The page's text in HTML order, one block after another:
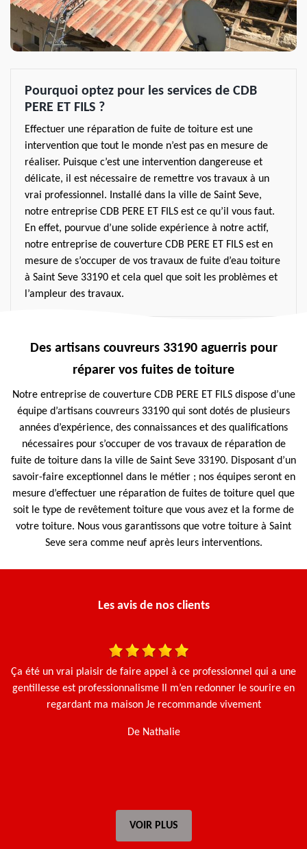
Pourquoi optez pour les services de CDB
PERE ET FILS ?
Effectuer une réparation de fuite de toiture est une
intervention que tout le monde n’est pas en mesure de
réaliser. Puisque c’est une intervention dangereuse et
délicate, il est nécessaire de remettre vos travaux à un
vrai professionnel. Installé dans la ville de Saint Seve,
notre entreprise CDB PERE ET FILS est ce qu’il vous faut.
En effet, pourvue d’une solide expérience à notre actif,
notre entreprise de couverture CDB PERE ET FILS est en
mesure de s’occuper de vos travaux de fuite d’eau toiture
à Saint Seve 33190 et cela quel que soit les problèmes et
l’ampleur des travaux.
Des artisans couvreurs 33190 aguerris pour
réparer vos fuites de toiture
Notre entreprise de couverture CDB PERE ET FILS dispose d’une
équipe d’artisans couvreurs 33190 qui sont dotés de plusieurs
années d’expérience, des connaissances et des qualifications
nécessaires pour s’occuper de vos travaux de réparation de
fuite de toiture dans la ville de Saint Seve 33190. Disposant d’un
savoir-faire exceptionnel dans le métier ; nos équipes seront en
mesure d’effectuer une réparation de fuites de toiture quel que
soit le type de revêtement toiture que vous avez et la forme de
votre toiture. Nous vous garantissons que votre toiture à Saint
Seve sera comme neuf après leurs interventions.
Les avis de nos clients
Ça été un vrai plaisir de faire appel à ce professionnel qui a une
gentillesse est professionnalisme Il m’en redonner le sourire en
regardant ma maison Je recommande vivement
De Nathalie
VOIR PLUS